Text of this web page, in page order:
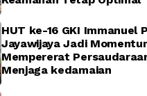
HUT ke-16 GKI Immanuel
Jayawijaya Jadi
Mempererat
Menjaga kedamaian